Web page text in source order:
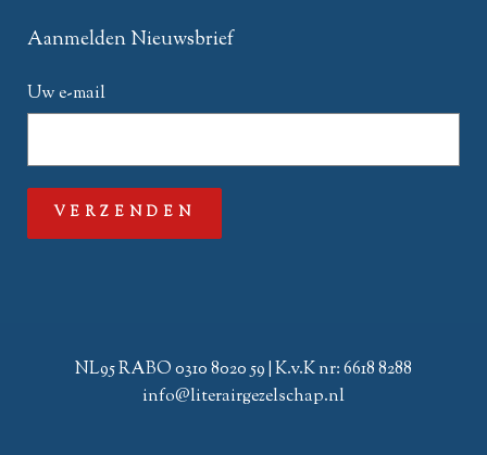
Aanmelden Nieuwsbrief
Uw e-mail
NL95 RABO 0310 8020 59 | K.v.K nr: 6618 8288
info@literairgezelschap.nl